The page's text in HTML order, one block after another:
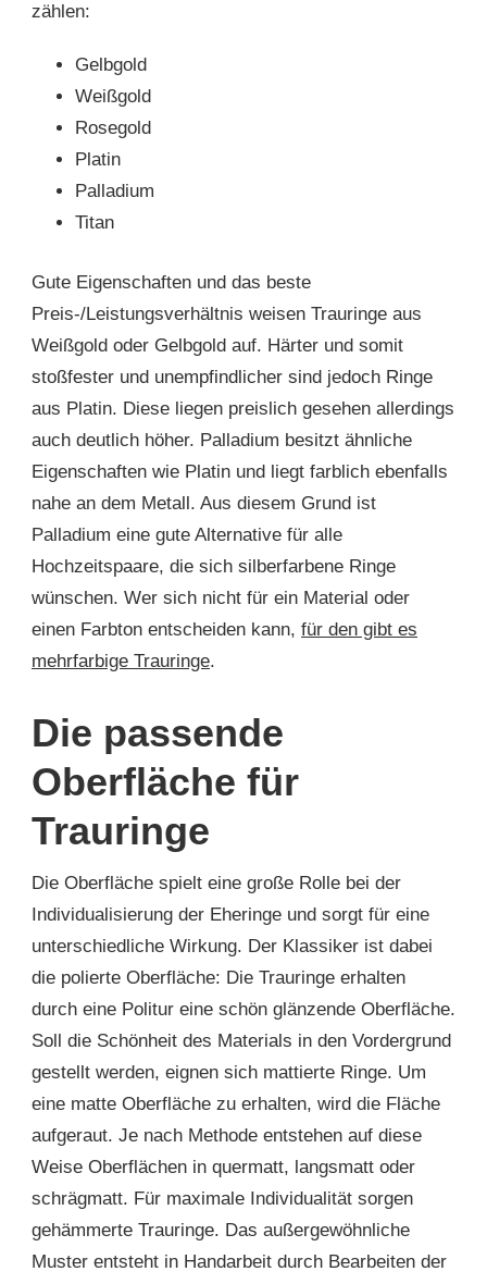
zählen:
Gelbgold
Weißgold
Rosegold
Platin
Palladium
Titan
Gute Eigenschaften und das beste
Preis-/Leistungsverhältnis weisen Trauringe aus
Weißgold oder Gelbgold auf. Härter und somit
stoßfester und unempfindlicher sind jedoch Ringe
aus Platin. Diese liegen preislich gesehen allerdings
auch deutlich höher. Palladium besitzt ähnliche
Eigenschaften wie Platin und liegt farblich ebenfalls
nahe an dem Metall. Aus diesem Grund ist
Palladium eine gute Alternative für alle
Hochzeitspaare, die sich silberfarbene Ringe
wünschen. Wer sich nicht für ein Material oder
einen Farbton entscheiden kann, für den gibt es
mehrfarbige Trauringe.
Die passende
Oberfläche für
Trauringe
Die Oberfläche spielt eine große Rolle bei der
Individualisierung der Eheringe und sorgt für eine
unterschiedliche Wirkung. Der Klassiker ist dabei
die polierte Oberfläche: Die Trauringe erhalten
durch eine Politur eine schön glänzende Oberfläche.
Soll die Schönheit des Materials in den Vordergrund
gestellt werden, eignen sich mattierte Ringe. Um
eine matte Oberfläche zu erhalten, wird die Fläche
aufgeraut. Je nach Methode entstehen auf diese
Weise Oberflächen in quermatt, langsmatt oder
schrägmatt. Für maximale Individualität sorgen
gehämmerte Trauringe. Das außergewöhnliche
Muster entsteht in Handarbeit durch Bearbeiten der